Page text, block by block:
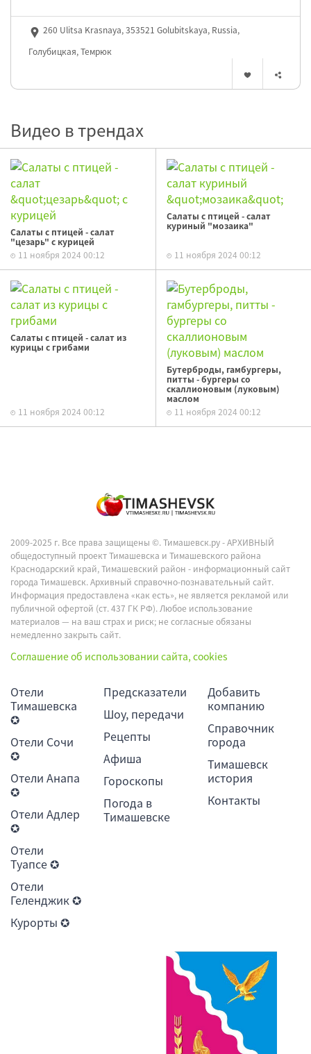
260 Ulitsa Krasnaya, 353521 Golubitskaya, Russia,
Голубицкая, Темрюк
Видео в трендах
Салаты с птицей - салат
"цезарь" с курицей
11 ноября 2024 00:12
Салаты с птицей - салат
куриный "мозаика"
11 ноября 2024 00:12
Салаты с птицей - салат из
курицы с грибами
11 ноября 2024 00:12
Бутерброды, гамбургеры,
питты - бургеры со
скаллионовым (луковым)
маслом
11 ноября 2024 00:12
2009-2025 г. Все права защищены ©.Тимашевск.ру - АРХИВНЫЙ
общедоступный проект Тимашевска и Тимашевского района
Краснодарский край, Тимашевский район - информационный сайт
города Тимашевск. Архивный справочно-познавательный сайт.
Информация предоставлена «как есть», не является рекламой или
публичной офертой (ст. 437 ГК РФ). Любое использование
материалов — на ваш страх и риск; не согласные обязаны
немедленно закрыть сайт.
Соглашение об использовании сайта, cookies
Отели
Тимашевска
✪
Отели Сочи
✪
Отели Анапа
✪
Отели Адлер
✪
Отели
Туапсе ✪
Отели
Геленджик ✪
Курорты ✪
Предсказатели
Шоу, передачи
Рецепты
Афиша
Гороскопы
Погода в
Тимашевске
Добавить
компанию
Справочник
города
Тимашевск
история
Контакты